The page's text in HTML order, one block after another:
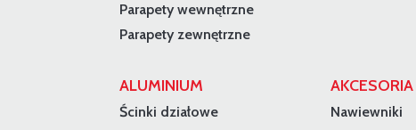
Parapety wewnętrzne
Parapety zewnętrzne
ALUMINIUM
Ścinki działowe
AKCESORIA
Nawiewniki